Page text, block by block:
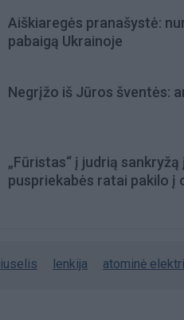
Aiškiaregės pranašystė:
pabaigą Ukrainoje
Negrįžo iš Jūros šventės:
„Fūristas“ į judrią
puspriekabės ratai pakilo į
lenkija atominė